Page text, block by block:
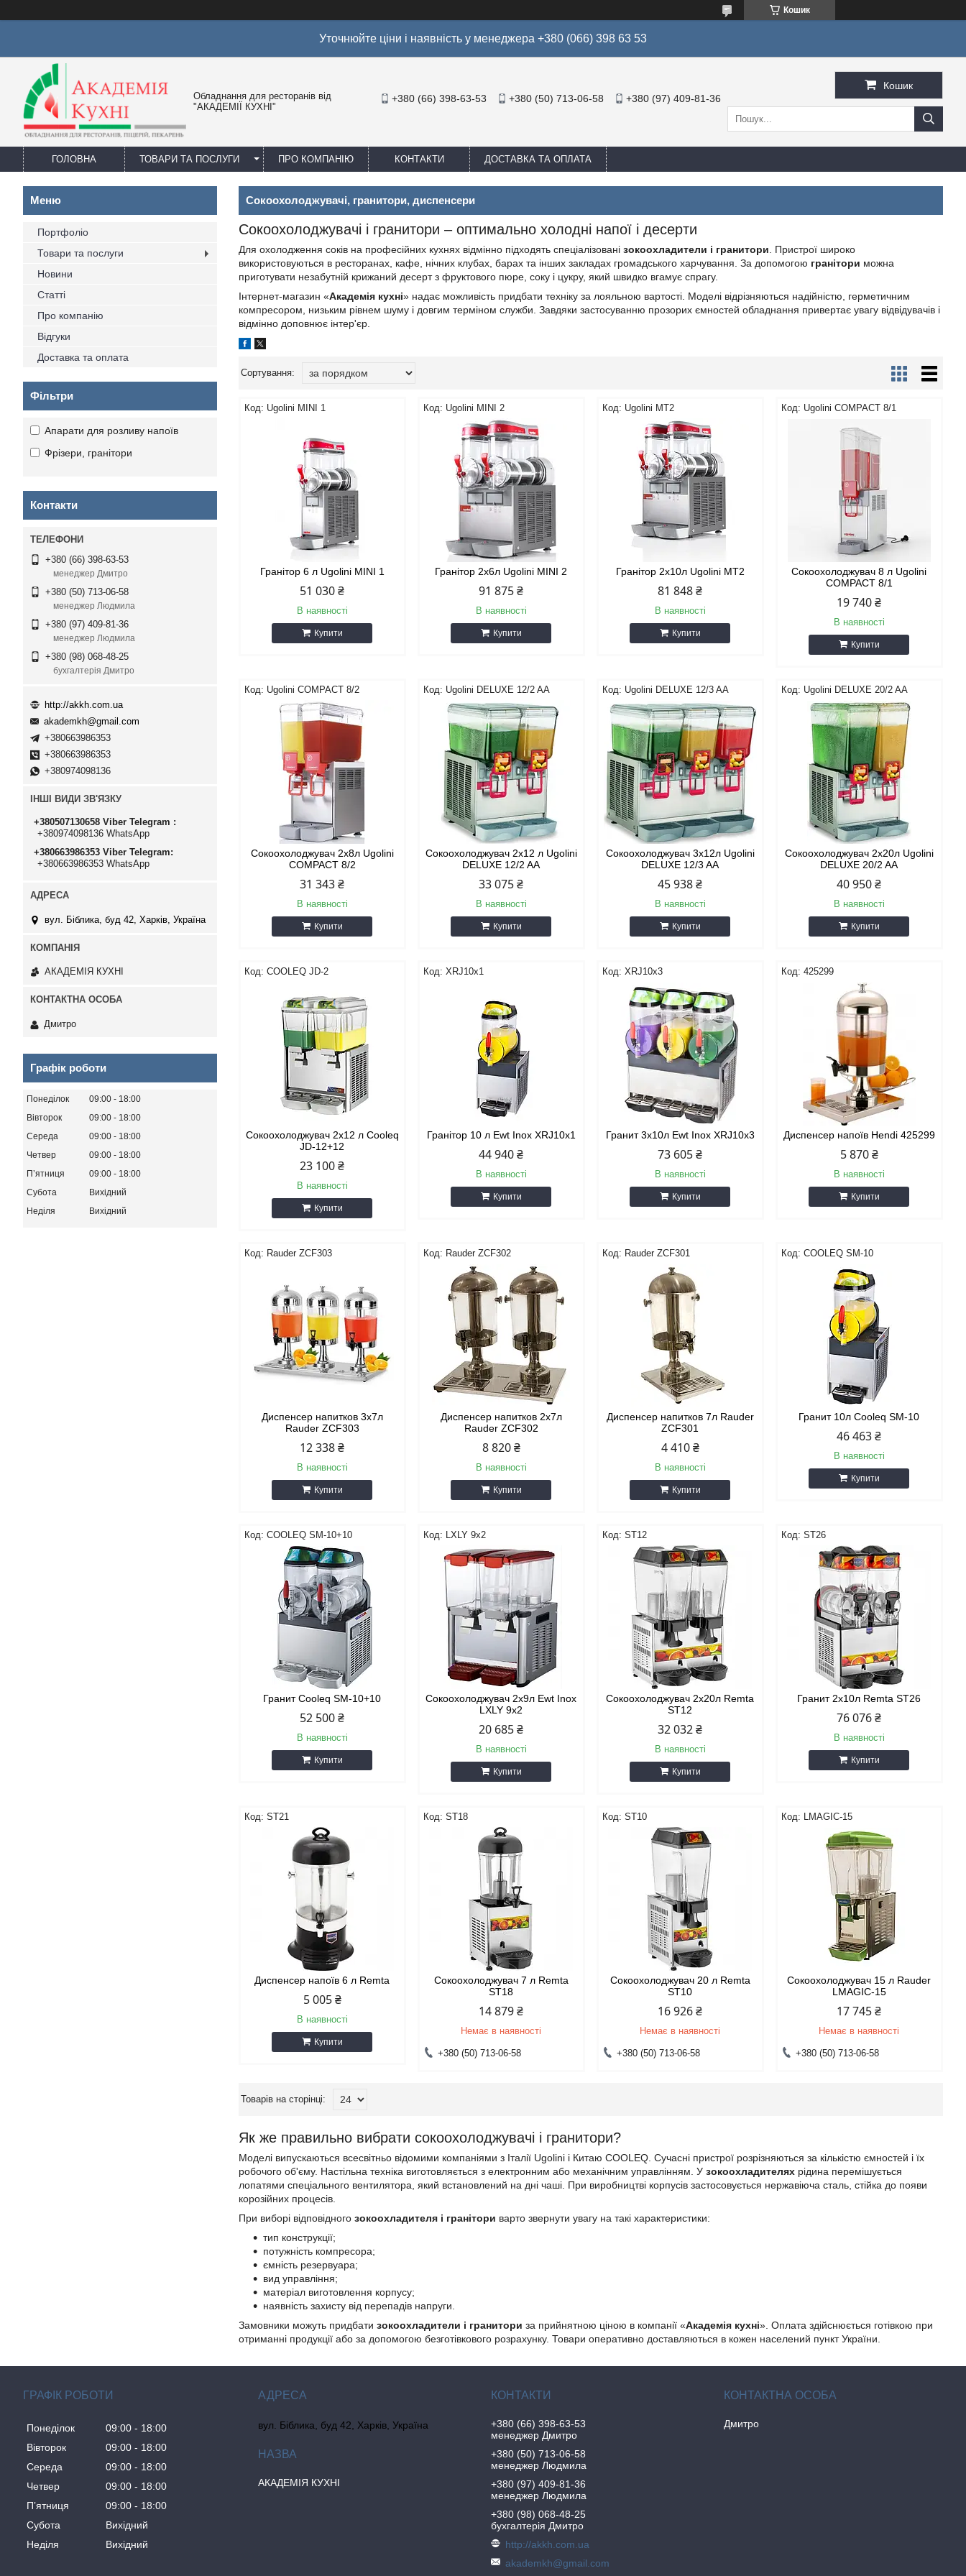
Кошик
Уточнюйте ціни і наявність у менеджера +380 (066) 398 63 53
Обладнання для ресторанів від
"АКАДЕМІЇ КУХНІ"
+380 (66) 398-63-53 +380 (50) 713-06-58 +380 (97) 409-81-36
Кошик
ГОЛОВНА ТОВАРИ ТА ПОСЛУГИ ПРО КОМПАНІЮ КОНТАКТИ ДОСТАВКА ТА ОПЛАТА
Сокоохолоджувачі, гранитори, диспенсери
Сокоохолоджувачі і гранитори – оптимально холодні напої і десерти
Для охолодження соків на професійних кухнях відмінно підходять спеціалізовані зокоохладители і гранитори . Пристрої широко
використовуються в ресторанах, кафе, нічних клубах, барах та інших закладах громадського харчування. За допомогою гранітори можна
приготувати незабутній крижаний десерт з фруктового пюре, соку і цукру, який швидко вгамує спрагу.
Інтернет-магазин «Академія кухні» надає можливість придбати техніку за лояльною вартості. Моделі відрізняються надійністю, герметичним
компресором, низьким рівнем шуму і довгим терміном служби. Завдяки застосуванню прозорих ємностей обладнання привертає увагу відвідувачів і
відмінно доповнює інтер'єр.
Ugolini MINI 1
Гранітор 6 л Ugolini MINI 1
51 030 ₴
В наявності
Купити
Ugolini MINI 2
Гранітор 2х6л Ugolini MINI 2
91 875 ₴
В наявності
Купити
Ugolini MT2
Гранітор 2х10л Ugolini MT2
81 848 ₴
В наявності
Купити
Ugolini COMPACT 8/1
Сокоохолоджувач 8 л Ugolini
COMPACT 8/1
19 740 ₴
В наявності
Купити
Ugolini COMPACT 8/2
Сокоохолоджувач 2х8л Ugolini
COMPACT 8/2
31 343 ₴
В наявності
Купити
Ugolini DELUXE 12/2 AA
Сокоохолоджувач 2х12 л Ugolini
DELUXE 12/2 AA
33 075 ₴
В наявності
Купити
Ugolini DELUXE 12/3 AA
Сокоохолоджувач 3х12л Ugolini
DELUXE 12/3 AA
45 938 ₴
В наявності
Купити
Ugolini DELUXE 20/2 AA
Сокоохолоджувач 2х20л Ugolini
DELUXE 20/2 AA
40 950 ₴
В наявності
Купити
COOLEQ JD-2
Сокоохолоджувач 2х12 л Cooleq
JD-12+12
23 100 ₴
В наявності
Купити
XRJ10х1
Гранітор 10 л Ewt Inox XRJ10х1
44 940 ₴
В наявності
Купити
XRJ10х3
Гранит 3х10л Ewt Inox XRJ10х3
73 605 ₴
В наявності
Купити
425299
Диспенсер напоїв Hendi 425299
5 870 ₴
В наявності
Купити
Rauder ZCF303
Диспенсер напитков 3х7л
Rauder ZCF303
12 338 ₴
В наявності
Купити
Rauder ZCF302
Диспенсер напитков 2х7л
Rauder ZCF302
8 820 ₴
В наявності
Купити
Rauder ZCF301
Диспенсер напитков 7л Rauder
ZCF301
4 410 ₴
В наявності
Купити
COOLEQ SM-10
Гранит 10л Cooleq SM-10
46 463 ₴
В наявності
Купити
COOLEQ SM-10+10
Гранит Cooleq SM-10+10
52 500 ₴
В наявності
Купити
LXLY 9x2
Сокоохолоджувач 2х9л Ewt Inox
LXLY 9x2
20 685 ₴
В наявності
Купити
ST12
Сокоохолоджувач 2х20л Remta
ST12
32 032 ₴
В наявності
Купити
ST26
Гранит 2х10л Remta ST26
76 076 ₴
В наявності
Купити
ST21
Диспенсер напоїв 6 л Remta
5 005 ₴
В наявності
Купити
ST18
Сокоохолоджувач 7 л Remta
ST18
14 879 ₴
Немає в наявності
+380 (50) 713-06-58
ST10
Сокоохолоджувач 20 л Remta
ST10
16 926 ₴
Немає в наявності
+380 (50) 713-06-58
LMAGIC-15
Сокоохолоджувач 15 л Rauder
LMAGIC-15
17 745 ₴
Немає в наявності
+380 (50) 713-06-58
Як же правильно вибрати сокоохолоджувачі і гранитори?
Моделі випускаються всесвітньо відомими компаніями з Італії Ugolini і Китаю COOLEQ. Сучасні пристрої розрізняються за кількістю ємностей і їх
робочого об'єму. Настільна техніка виготовляється з електронним або механічним управлінням. У зокоохладителях рідина перемішується
лопатями спеціального вентилятора, який встановлений на дні чаші. При виробництві корпусів застосовується нержавіюча сталь, стійка до появи
корозійних процесів.
При виборі відповідного зокоохладителя і гранітори варто звернути увагу на такі характеристики:
тип конструкції;
потужність компресора;
ємність резервуара;
вид управління;
матеріал виготовлення корпусу;
наявність захисту від перепадів напруги.
Замовники можуть придбати зокоохладители і гранитори за прийнятною ціною в компанії «Академія кухні». Оплата здійснюється готівкою при
отриманні продукції або за допомогою безготівкового розрахунку. Товари оперативно доставляються в кожен населений пункт України.
Портфоліо
Товари та послуги
Новини
Статті
Про компанію
Відгуки
Доставка та оплата
Фільтри
Апарати для розливу напоїв
Фрізери, гранітори
Контакти
+380 (66) 398-63-53
менеджер Дмитро
+380 (50) 713-06-58
менеджер Людмила
+380 (97) 409-81-36
менеджер Людмила
+380 (98) 068-48-25
бухгалтерія Дмитро
http://akkh.com.ua
akademkh@gmail.com
+380663986353
+380663986353
+380974098136
ІНШІ ВИДИ ЗВ'ЯЗКУ
+380507130658 Viber Telegram
+380974098136 WhatsApp
+380663986353 Viber Telegram
+380663986353 WhatsApp
вул. Біблика, буд 42, Харків, Україна
АКАДЕМІЯ КУХНІ
Дмитро
Графік роботи
Понеділок 09:00
18:00
Вівторок
09:00
18:00
Середа
09:00
18:00
Четвер
09:00
18:00
Пʼятниця
09:00
18:00
Субота
Вихідний
Неділя
Вихідний
ГРАФІК РОБОТИ
Понеділок 09:00
18:00
Вівторок
09:00
18:00
Середа
09:00
18:00
Четвер
09:00
18:00
Пʼятниця
09:00
18:00
Субота
Вихідний
Неділя
Вихідний
вул. Біблика, буд 42, Харків, Україна
АКАДЕМІЯ КУХНІ
+380 (66) 398-63-53
менеджер Дмитро
+380 (50) 713-06-58
менеджер Людмила
+380 (97) 409-81-36
менеджер Людмила
+380 (98) 068-48-25
бухгалтерія Дмитро
http://akkh.com.ua
akademkh@gmail.com
Дмитро